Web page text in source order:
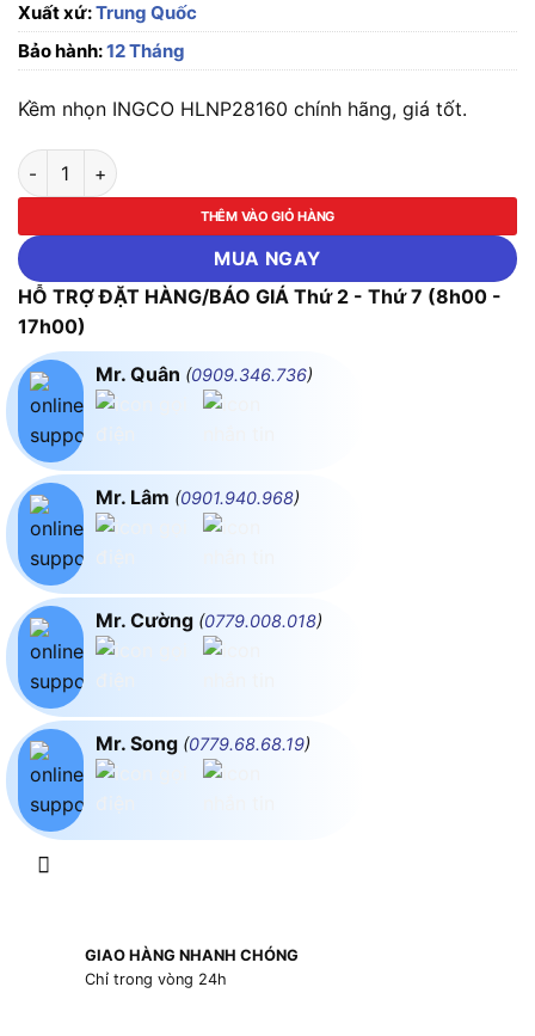
Xuất xứ:Trung Quốc
Bảo hành:12 Tháng
Kềm nhọn INGCO HLNP28160 chính hãng, giá tốt.
Kềm nhọn INGCO HLNP28160 số lượng
THÊM VÀO GIỎ HÀNG
MUA NGAY
HỖ TRỢ ĐẶT HÀNG/BÁO GIÁ Thứ 2 - Thứ 7 (8h00 -
17h00)
Mr. Quân (0909.346.736)
Mr. Lâm (0901.940.968)
Mr. Cường (0779.008.018)
Mr. Song (0779.68.68.19)
GIAO HÀNG NHANH CHÓNG
Chỉ trong vòng 24h